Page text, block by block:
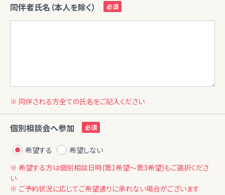
同伴者氏名（本人を除く）
※ 同伴される方全ての氏名をご記入ください
個別相談会へ参加
希望する
希望しない
※ 希望する方は個別相談日時(第1希望〜第3希望)もご選択くださ
い
※ ご予約状況に応じてご希望通りに承れない場合がございます